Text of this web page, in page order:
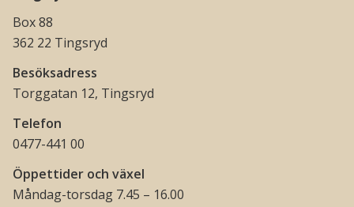
Box 88
362 22 Tingsryd
Besöksadress
Torggatan 12, Tingsryd
Telefon
0477-441 00
Öppettider och växel
Måndag-torsdag 7.45 – 16.00